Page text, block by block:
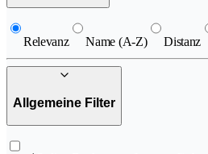
Relevanz Name (A-Z) Distanz
Allgemeine Filter